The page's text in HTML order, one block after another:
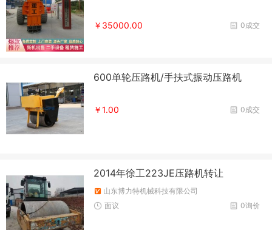
0成交
￥35000.00
600单轮压路机/手扶式振动压路机
0成交
￥1.00
2014年徐工223JE压路机转让
山东博力特机械科技有限公司
0询价
面议